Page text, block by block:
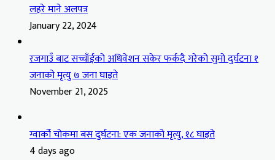
लहरे माने अलपत्र
January 22, 2024
रजगाउँ बाट सच्चाँईको अधिवेशन सकेर फर्कदै गरेको सुमो दुर्घटना १
जनाको मृत्यु ७ जना घाइते
November 21, 2025
ग्वार्को चोकमा बस दुर्घटना: एक जनाको मृत्यु, १८ घाइते
4 days ago